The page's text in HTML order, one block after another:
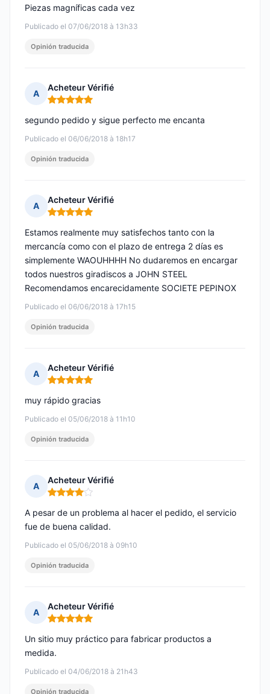
Publicado el 07/06/2018 à 13h33
Piezas magníficas cada vez
Opinión traducida
A
Acheteur Vérifié
Nota: 5 de 5
Publicado el 06/06/2018 à 18h17
segundo pedido y sigue perfecto me encanta
Opinión traducida
A
Acheteur Vérifié
Nota: 5 de 5
Publicado el 06/06/2018 à 17h15
Estamos realmente muy satisfechos tanto con la
mercancía como con el plazo de entrega 2 días es
simplemente WAOUHHHH No dudaremos en encargar
todos nuestros giradiscos a JOHN STEEL
Recomendamos encarecidamente SOCIETE PEPINOX
Opinión traducida
A
Acheteur Vérifié
Nota: 5 de 5
Publicado el 05/06/2018 à 11h10
muy rápido gracias
Opinión traducida
A
Acheteur Vérifié
Nota: 4 de 5
Publicado el 05/06/2018 à 09h10
A pesar de un problema al hacer el pedido, el servicio
fue de buena calidad.
Opinión traducida
A
Acheteur Vérifié
Nota: 5 de 5
Publicado el 04/06/2018 à 21h43
Un sitio muy práctico para fabricar productos a
medida.
Opinión traducida